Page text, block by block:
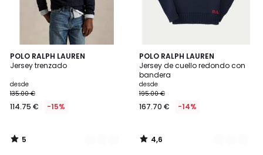
POLO RALPH LAUREN
Jersey trenzado
desde
135.00 €
114.75 € -15%
5
/
2
Colores
5
/
POLO RALPH LAUREN
Jersey de cuello redondo con
bandera
desde
195.00 €
167.70 € -14%
4,6
/ 5
2
Colores
4,6
/